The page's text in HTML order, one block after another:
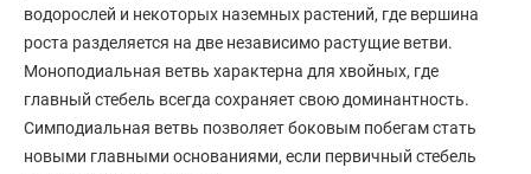
водорослей и некоторых наземных растений, где вершина
роста разделяется на две независимо растущие ветви.
Моноподиальная ветвь характерна для хвойных, где
главный стебель всегда сохраняет свою доминантность.
Симподиальная ветвь позволяет боковым побегам стать
новыми главными основаниями, если первичный стебель